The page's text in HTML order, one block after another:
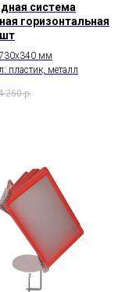
система
горизонтальная
мм
пластик, металл
260 р.